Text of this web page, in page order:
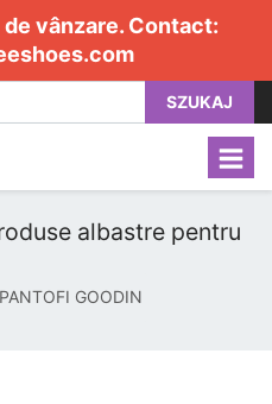
vânzare. Contact:
SZUKAJ
albastre pentru
PANTOFI GOODIN